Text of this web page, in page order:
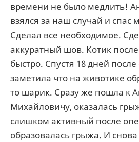
времени не было медлить!
взялся за наш случай и спас
Сделал все необходимое.
аккуратный шов. Котик
быстро. Спустя 18 дней
заметила что на животике
то шарик. Сразу же пошла к
Михайловичу, оказалась
слишком активный после
образовалась грыжа. И